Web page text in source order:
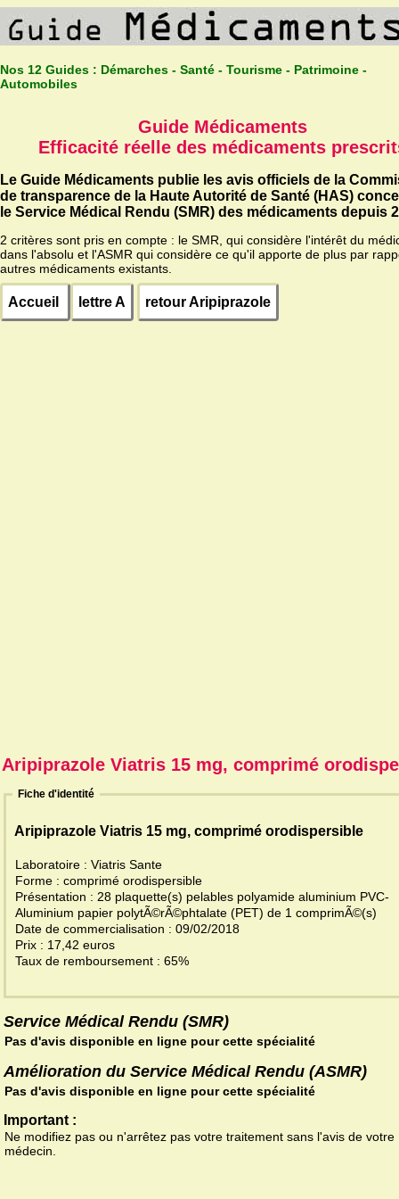
Nos 12 Guides : Démarches - Santé - Tourisme - Patrimoine -
Automobiles
Guide Médicaments
Efficacité réelle des médicaments
Le Guide Médicaments publie les avis officiels de la
de transparence de la Haute Autorité de Santé (HAS)
le Service Médical Rendu (SMR) des médicaments depuis
2 critères sont pris en compte : le SMR, qui considère l'intérêt du
dans l'absolu et l'ASMR qui considère ce qu'il apporte de plus par
autres médicaments existants.
Accueil lettre A retour Aripiprazole
Aripiprazole Viatris 15 mg, comprimé
Fiche d'identité
Aripiprazole Viatris 15 mg, comprimé orodispersible
Laboratoire : Viatris Sante
Forme : comprimé orodispersible
Présentation : 28 plaquette(s) pelables polyamide aluminium PVC-
Aluminium papier polytÃ©rÃ©phtalate (PET) de 1 comprimÃ©(s)
Date de commercialisation : 09/02/2018
Prix : 17,42 euros
Taux de remboursement : 65%
Service Médical Rendu (SMR)
Pas d'avis disponible en ligne pour cette spécialité
Amélioration du Service Médical Rendu (ASMR)
Pas d'avis disponible en ligne pour cette spécialité
Important :
Ne modifiez pas ou n'arrêtez pas votre traitement sans l'avis de votre
médecin.